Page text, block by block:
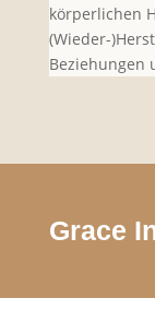
körperlichen
(Wieder-
Beziehungen
Grace